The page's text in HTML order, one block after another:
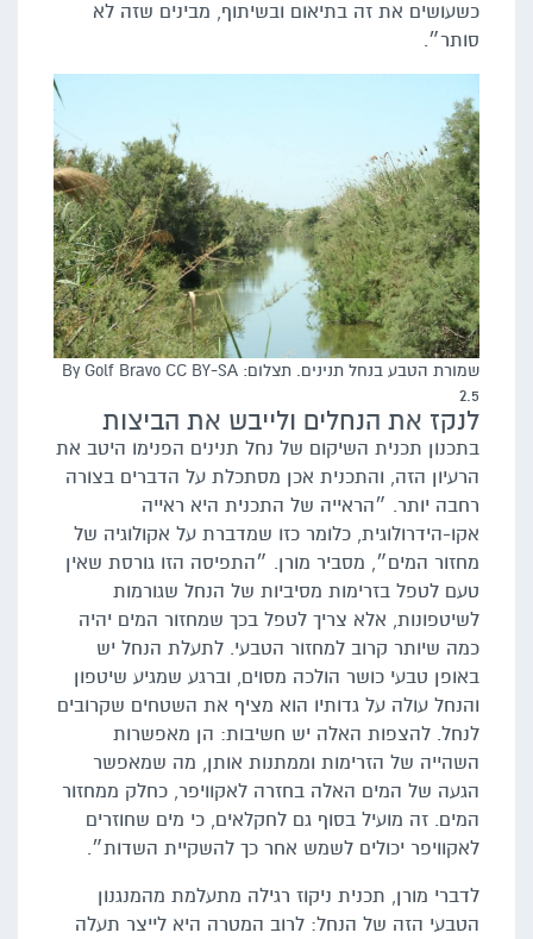
כשעושים את זה בתיאום ובשיתוף, מבינים שזה לא
סותר״.
שמורת הטבע בנחל תנינים. תצלום: By Golf Bravo CC BY-SA
2.5
לנקז את הנחלים ולייבש את הביצות
בתכנון תכנית השיקום של נחל תנינים הפנימו היטב את
הרעיון הזה, והתכנית אכן מסתכלת על הדברים בצורה
רחבה יותר. ״הראייה של התכנית היא ראייה
אקו-הידרולוגית, כלומר כזו שמדברת על אקולוגיה של
מחזור המים״, מסביר מורן. ״התפיסה הזו גורסת שאין
טעם לטפל בזרימות מסיביות של הנחל שגורמות
לשיטפונות, אלא צריך לטפל בכך שמחזור המים יהיה
כמה שיותר קרוב למחזור הטבעי. לתעלת הנחל יש
באופן טבעי כושר הולכה מסוים, וברגע שמגיע שיטפון
והנחל עולה על גדותיו הוא מציף את השטחים שקרובים
לנחל. להצפות האלה יש חשיבות: הן מאפשרות
השהייה של הזרימות וממתנות אותן, מה שמאפשר
הגעה של המים האלה בחזרה לאקוויפר, כחלק ממחזור
המים. זה מועיל בסוף גם לחקלאים, כי מים שחוזרים
לאקוויפר יכולים לשמש אחר כך להשקיית השדות״.
לדברי מורן, תכנית ניקוז רגילה מתעלמת מהמנגנון
הטבעי הזה של הנחל: לרוב המטרה היא לייצר תעלה